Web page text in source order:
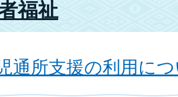
福祉
通所支援の利用に